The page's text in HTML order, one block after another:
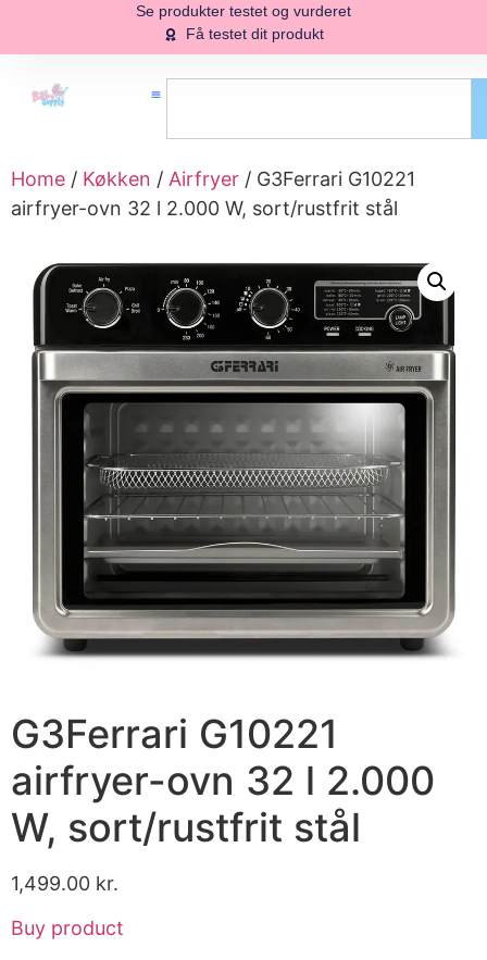
Se produkter testet og vurderet
Få testet dit produkt
Home / Køkken / Airfryer / G3Ferrari G10221
airfryer-ovn 32 l 2.000 W, sort/rustfrit stål
G3Ferrari G10221
airfryer-ovn 32 l 2.000
W, sort/rustfrit stål
1,499.00 kr.
Buy product